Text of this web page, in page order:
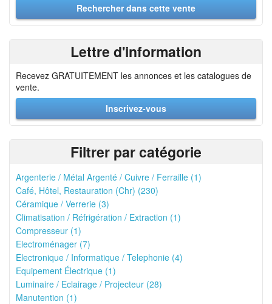
Lettre d'information
Recevez GRATUITEMENT les annonces et les catalogues de
vente.
Inscrivez-vous
Filtrer par catégorie
Argenterie / Métal Argenté / Cuivre / Ferraille (1)
Café, Hôtel, Restauration (Chr) (230)
Céramique / Verrerie (3)
Climatisation / Réfrigération / Extraction (1)
Compresseur (1)
Electroménager (7)
Electronique / Informatique / Telephonie (4)
Equipement Électrique (1)
Luminaire / Eclairage / Projecteur (28)
Manutention (1)